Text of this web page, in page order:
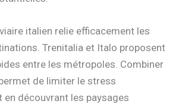
italien relie efficacement les
Trenitalia et Italo proposent
entre les métropoles. Combiner
de limiter le stress
découvrant les paysages